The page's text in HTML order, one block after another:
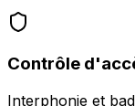
Contrôle
Interphonie et